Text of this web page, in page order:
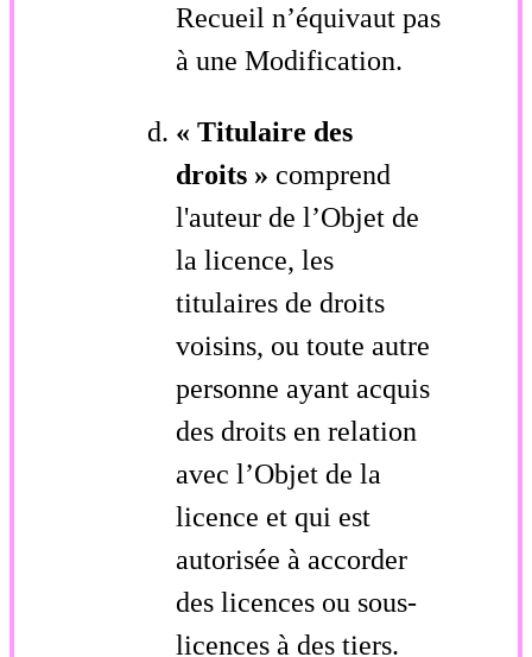
Recueil n’équivaut pas
à une Modification.
« Titulaire des
droits » comprend
l'auteur de l’Objet de
la licence, les
titulaires de droits
voisins, ou toute autre
personne ayant acquis
des droits en relation
avec l’Objet de la
licence et qui est
autorisée à accorder
des licences ou sous-
licences à des tiers.